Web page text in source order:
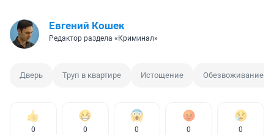
Евгений Кошек
Редактор раздела «Криминал»
Дверь Труп в квартире Истощение Обезвоживание
0 0 0 0 0